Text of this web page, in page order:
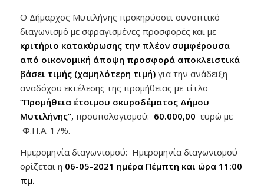
Ο Δήμαρχος Μυτιλήνης προκηρύσσει συνοπτικό
διαγωνισμό με σφραγισμένες προσφορές και με
κριτήριο κατακύρωσης την πλέον συμφέρουσα
από οικονομική άποψη προσφορά αποκλειστικά
βάσει τιμής (χαμηλότερη τιμή)για την ανάδειξη
αναδόχου εκτέλεσης της προμήθειας με τίτλο
“Προμήθεια έτοιμου σκυροδέματος Δήμου
Μυτιλήνης”, προϋπολογισμού: 60.000,00 ευρώ με
Φ.Π.Α. 17%.
Ημερομηνία διαγωνισμού: Ημερομηνία διαγωνισμού
ορίζεται η 06-05-2021 ημέρα Πέμπτη και ώρα 11:00
πμ.